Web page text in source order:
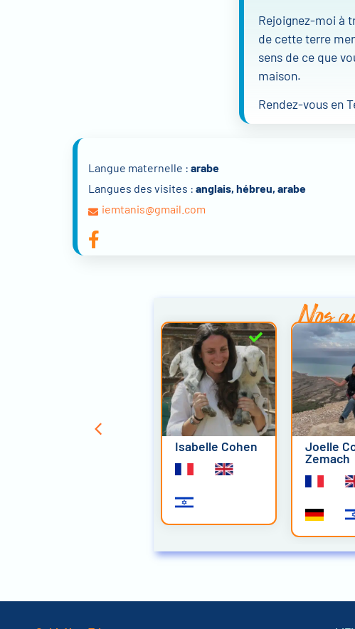
Rejoignez-moi à
de cette terre
sens de ce que
maison.
Rendez-vous en
Langue maternelle : arabe
Langues des visites : anglais, hébreu, arabe
iemtanis@gmail.com
Nos
Isabelle Cohen Joelle
Zemach